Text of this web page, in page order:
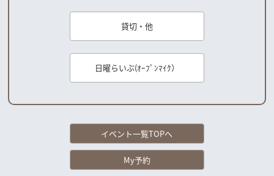
貸切・他
日曜らいぶ(ｵｰﾌﾟﾝﾏｲｸ）
イベント一覧TOPへ
My予約